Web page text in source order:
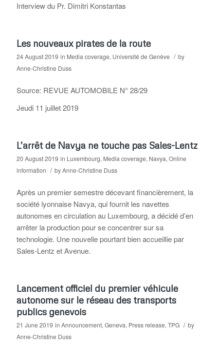
Interview du Pr. Dimitri Konstantas
Les nouveaux pirates de la route
24 August 2019 in Media coverage, Université de Genève / by
Anne-Christine Duss
Source: REVUE AUTOMOBILE N° 28/29
Jeudi 11 juillet 2019
L’arrêt de Navya ne touche pas Sales-Lentz
20 August 2019 in Luxembourg, Media coverage, Navya, Online
information / byAnne-Christine Duss
Après un premier semestre décevant financièrement, la
société lyonnaise Navya, qui fournit les navettes
autonomes en circulation au Luxembourg, a décidé d’en
arrêter la production pour se concentrer sur sa
technologie. Une nouvelle pourtant bien accueillie par
Sales-Lentz et Avenue.
Lancement officiel du premier véhicule
autonome sur le réseau des transports
publics genevois
21 June 2019 in Announcement, Geneva, Press release, TPG / by
Anne-Christine Duss